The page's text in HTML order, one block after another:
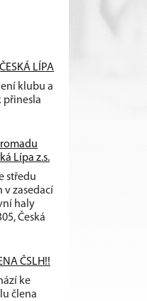
LÍPA
klubu a
přinesla
Lípa z.s.
středu
v zasedací
haly
Česká
ČSLH!!
ke
člena